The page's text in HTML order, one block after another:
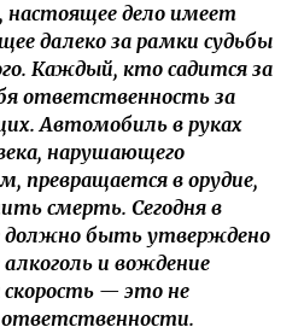
дело имеет
далеко за рамки судьбы
Каждый, кто садится за
ответственность за
Автомобиль в руках
нарушающего
превращается в орудие,
смерть. Сегодня в
быть утверждено
и вождение
— это не
ответственности.